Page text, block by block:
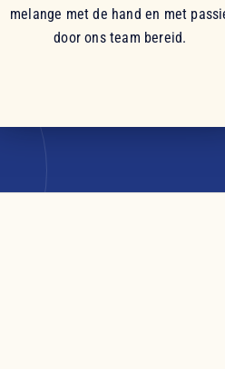
melange met de hand en met
door ons team bereid.